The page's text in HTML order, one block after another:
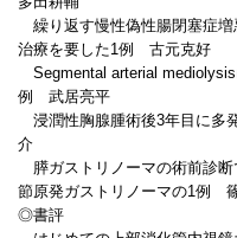
繰り返す慢性偽性腸閉塞症増
治療を要した1例 古元克好
Segmental arterial
例 武居亮平
浸潤性胸腺腫術後3年目に多
介
膵ガストリノーマの術前診
節原発ガストリノーマの1例
◎書評